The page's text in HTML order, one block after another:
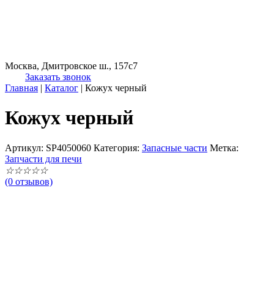
Москва, Дмитровское ш., 157с7
Заказать звонок
Главная | Каталог | Кожух черный
Кожух черный
Артикул: SP4050060 Категория: Запасные части Метка:
Запчасти для печи
☆☆☆☆☆
(0 отзывов)